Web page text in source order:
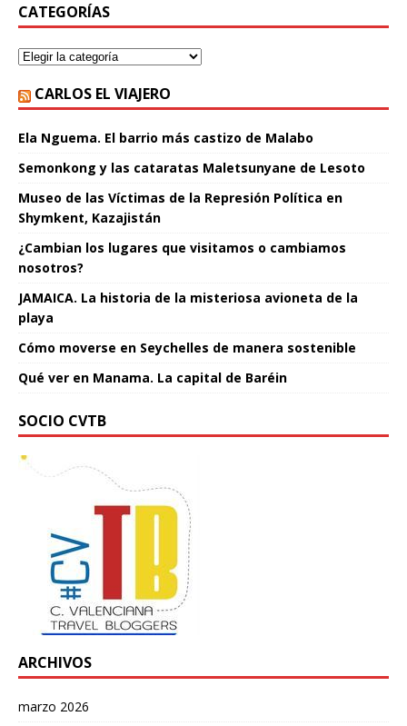
CATEGORÍAS
CARLOS EL VIAJERO
Ela Nguema. El barrio más castizo de Malabo
Semonkong y las cataratas Maletsunyane de Lesoto
Museo de las Víctimas de la Represión Política en
Shymkent, Kazajistán
¿Cambian los lugares que visitamos o cambiamos
nosotros?
JAMAICA. La historia de la misteriosa avioneta de la
playa
Cómo moverse en Seychelles de manera sostenible
Qué ver en Manama. La capital de Baréin
SOCIO CVTB
ARCHIVOS
marzo 2026